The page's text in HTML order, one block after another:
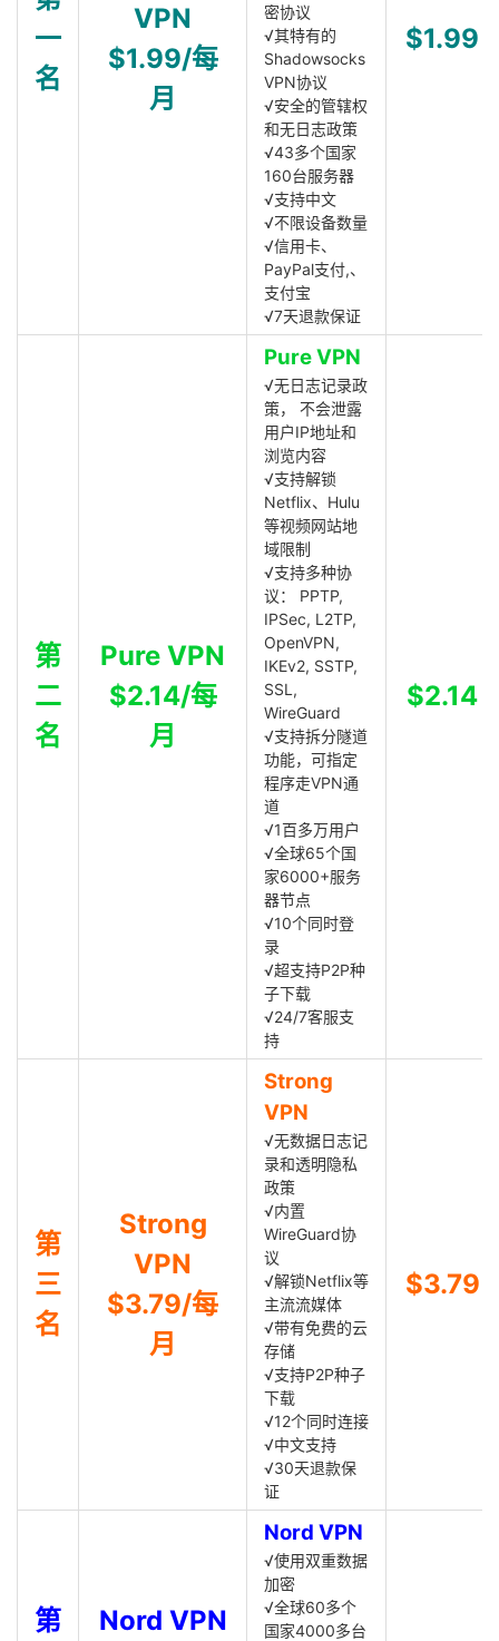
一
名
VPN
$1.99/每
月
密协议
√其特有的
Shadowsocks
VPN协议
√安全的管辖权
和无日志政策
√43多个国家
160台服务器
√支持中文
√不限设备数量
√信用卡、
PayPal支付,、
支付宝
√7天退款保证
$1.99
第
二
名
Pure VPN
$2.14/每
月
Pure VPN
√无日志记录政
策， 不会泄露
用户IP地址和
浏览内容
√支持解锁
Netflix、Hulu
等视频网站地
域限制
√支持多种协
议： PPTP,
IPSec, L2TP,
OpenVPN,
IKEv2, SSTP,
SSL,
WireGuard
√支持拆分隧道
功能，可指定
程序走VPN通
道
√1百多万用户
√全球65个国
家6000+服务
器节点
√10个同时登
录
√超支持P2P种
子下载
√24/7客服支
持
$2.14
第
三
名
Strong
VPN
$3.79/每
月
Strong
VPN
√无数据日志记
录和透明隐私
政策
√内置
WireGuard协
议
√解锁Netflix等
主流流媒体
√带有免费的云
存储
√支持P2P种子
下载
√12个同时连接
√中文支持
√30天退款保
证
$3.79
第
Nord VPN
Nord VPN
√使用双重数据
加密
√全球60多个
国家4000多台